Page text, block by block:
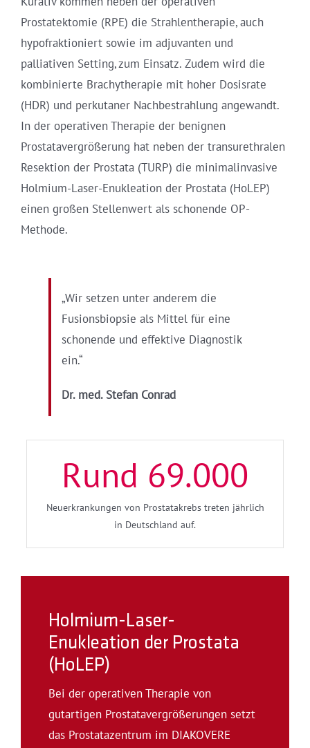
Prostatektomie (RPE) die Strahlentherapie, auch
hypofraktioniert sowie im adjuvanten und
palliativen Setting, zum Einsatz. Zudem wird die
kombinierte Brachytherapie mit hoher Dosisrate
(HDR) und perkutaner Nachbestrahlung angewandt.
In der operativen Therapie der benignen
Prostatavergrößerung hat neben der transurethralen
Resektion der Prostata (TURP) die minimalinvasive
Holmium-Laser-Enukleation der Prostata (HoLEP)
einen großen Stellenwert als schonende OP-
Methode.
„Wir setzen unter anderem die
Fusionsbiopsie als Mittel für eine
schonende und effektive Diagnostik
ein.“
Dr. med. Stefan Conrad
Rund 69.000
Neuerkrankungen von Prostatakrebs treten jährlich
in Deutschland auf.
Holmium-Laser-
Enukleation der Prostata
(HoLEP)
Bei der operativen Therapie von
gutartigen Prostatavergrößerungen setzt
das Prostatazentrum im DIAKOVERE